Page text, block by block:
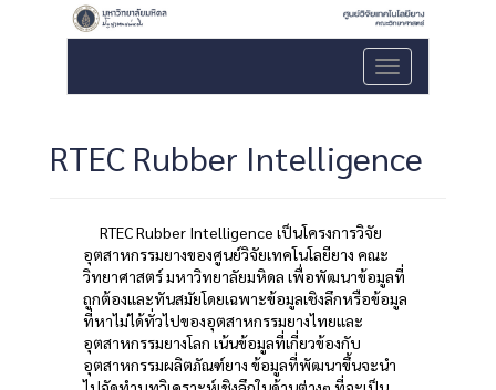
เมนู
RTEC Rubber Intelligence
RTEC Rubber Intelligence เป็นโครงการวิจัย
อุตสาหกรรมยางของศูนย์วิจัยเทคโนโลยียาง คณะ
วิทยาศาสตร์ มหาวิทยาลัยมหิดล เพื่อพัฒนาข้อมูลที่
ถูกต้องและทันสมัยโดยเฉพาะข้อมูลเชิงลึกหรือข้อมูล
ที่หาไม่ได้ทั่วไปของอุตสาหกรรมยางไทยและ
อุตสาหกรรมยางโลก เน้นข้อมูลที่เกี่ยวข้องกับ
อุตสาหกรรมผลิตภัณฑ์ยาง ข้อมูลที่พัฒนาขึ้นจะนำ